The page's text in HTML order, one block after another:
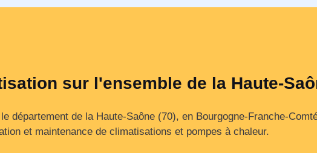
sur l'ensemble de la Haute-
département de la Haute‑Saône (70), en
et maintenance de climatisations et pompes à chaleur.